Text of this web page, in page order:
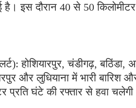
इस दौरान 40 से 50
होशियारपुर, चंडीगढ़, बठिंडा,
और लुधियाना में भारी बारिश
प्रति घंटे की रफ्तार से हवा